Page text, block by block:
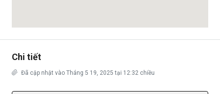
Chi tiết
Đã cập nhật vào Tháng 5 19, 2025 tại 12:32 chiều